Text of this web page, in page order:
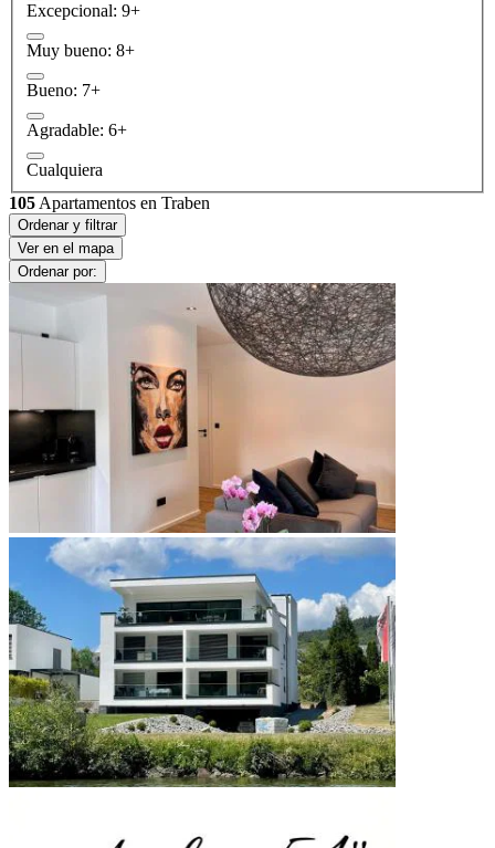
Excepcional: 9+
Muy bueno: 8+
Bueno: 7+
Agradable: 6+
Cualquiera
105 Apartamentos en Traben
Ordenar y filtrar
Ver en el mapa
Ordenar por: